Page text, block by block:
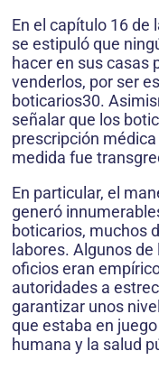
En el capítulo 16 de
se estipuló que
hacer en sus casas
venderlos, por ser
boticarios30.
señalar que los
prescripción
medida fue
En particular, el
generó
boticarios, muchos
labores. Algunos
oficios eran
autoridades a
garantizar unos
que estaba en
humana y la salud